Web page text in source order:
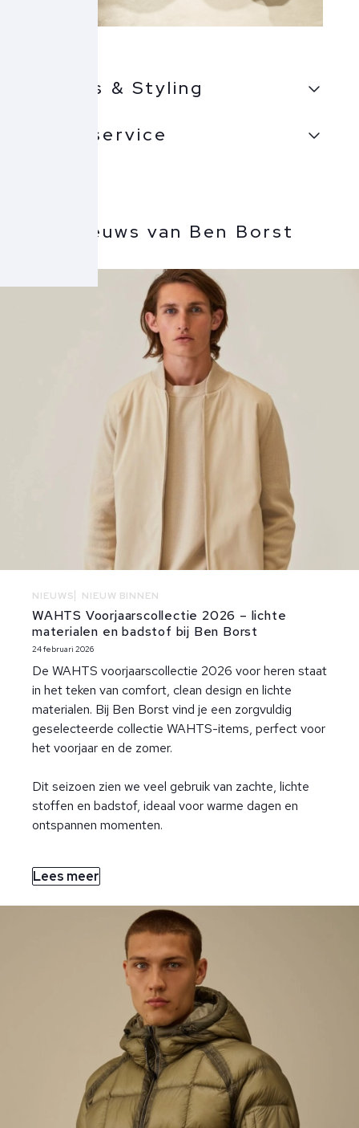
Advies & Styling
Inpakservice
Meer nieuws van Ben Borst
NIEUWS NIEUW BINNEN
WAHTS Voorjaarscollectie 2026 – lichte
materialen en badstof bij Ben Borst
24 februari 2026
De WAHTS voorjaarscollectie 2026 voor heren staat
in het teken van comfort, clean design en lichte
materialen. Bij Ben Borst vind je een zorgvuldig
geselecteerde collectie WAHTS-items, perfect voor
het voorjaar en de zomer.
Dit seizoen zien we veel gebruik van zachte, lichte
stoffen en badstof, ideaal voor warme dagen en
ontspannen momenten.
Lees meer